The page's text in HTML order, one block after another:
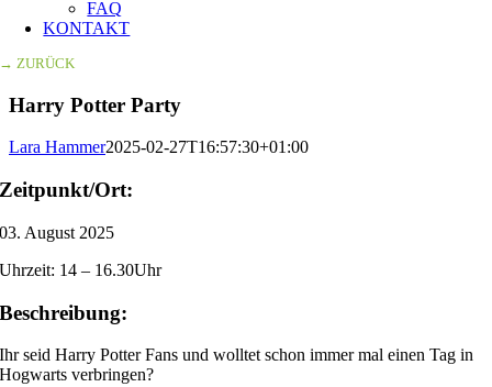
FAQ
KONTAKT
→ ZURÜCK
Harry Potter Party
Lara Hammer2025-02-27T16:57:30+01:00
Zeitpunkt/Ort:
03. August 2025
Uhrzeit: 14 – 16.30Uhr
Beschreibung:
Ihr seid Harry Potter Fans und wolltet schon immer mal einen Tag in
Hogwarts verbringen?